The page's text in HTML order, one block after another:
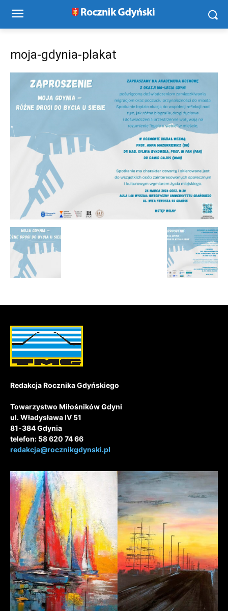
moja-gdynia-plakat
Redakcja Rocznika Gdyńskiego
Towarzystwo Miłośników Gdyni
ul. Władysława IV 51
81-384 Gdynia
telefon: 58 620 74 66
redakcja@rocznikgdynski.pl